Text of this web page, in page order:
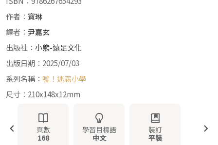
作者： 寶琳
譯者： 尹嘉玄
出版社： 小熊-遠足文化
出版日期：2025/07/03
系列名稱： 噓！迷霧小學
尺寸：210x148x12mm
頁數
168
學習目標語
中文
裝訂
平裝